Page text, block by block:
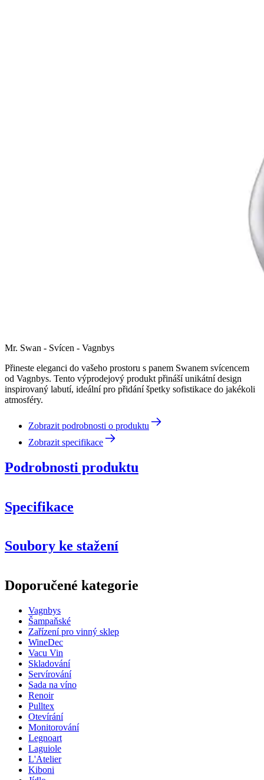
Mr. Swan - Svícen - Vagnbys
Přineste eleganci do vašeho prostoru s panem Swanem svícencem
od Vagnbys. Tento výprodejový produkt přináší unikátní design
inspirovaný labutí, ideální pro přidání špetky sofistikace do jakékoli
atmosféry.
Zobrazit podrobnosti o produktu
Zobrazit specifikace
Podrobnosti produktu
Specifikace
Číslo produktu408111
Hmotnost (kg)3
Soubory ke stažení
Doporučené kategorie
Vagnbys
Šampaňské
Zařízení pro vinný sklep
WineDec
Vacu Vin
Skladování
Servírování
Sada na víno
Renoir
Pulltex
Otevírání
Monitorování
Legnoart
Laguiole
L'Atelier
Kiboni